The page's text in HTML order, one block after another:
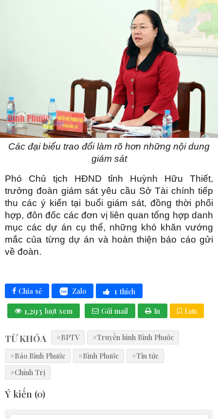
Các đại biểu trao đổi làm rõ hơn những nội dung
giám sát
Phó Chủ tịch HĐND tỉnh Huỳnh Hữu Thiết,
trưởng đoàn giám sát yêu cầu Sở Tài chính tiếp
thu các ý kiến tại buổi giám sát, đồng thời phối
hợp, đôn đốc các đơn vị liên quan tổng hợp danh
mục các dự án cụ thể, những khó khăn vướng
mắc của từng dự án và hoàn thiện báo cáo gửi
về đoàn.
Chia sẻ Zalo 1 thích
1,293 lượt xem Gửi mail In Lưu
TỪ KHÓA #BPTV
#Truyền hình Bình Phước
#Báo Bình Phước
#Bình Phước
#Tin tức
#Chính Trị
Ý kiến (0)